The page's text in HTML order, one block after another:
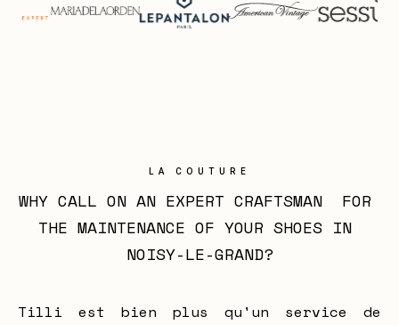
LA COUTURE
WHY CALL ON AN EXPERT CRAFTSMAN  FOR
THE MAINTENANCE OF YOUR SHOES IN
NOISY-LE-GRAND?
Tilli est bien plus qu'un service de